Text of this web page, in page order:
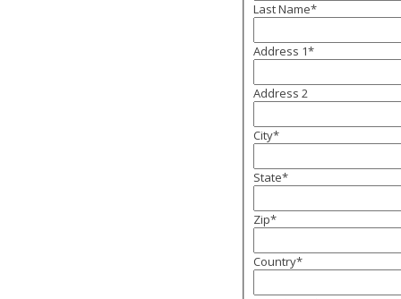
Last Name*
Address 1*
Address 2
City*
State*
Zip*
Country*